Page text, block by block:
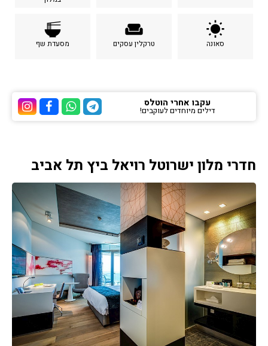
wb_sunny
סאונה
weekend
טרקלין עסקים
ramen_dining
מסעדת שף
ערוץ ערוץ
ערוץ הוואטסאפ של
ערוץ הטלגרם של הוטלס
עקבו אחרי הוטלס
דילים מיוחדים לעוקבים!
חדרי מלון ישרוטל רויאל ביץ תל אביב